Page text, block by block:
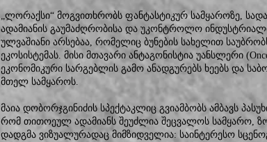
„ლორაქსი“ მოგვითხრობს ფანტასტიკურ სამყაროზე,
ადამიანის გაუმაძღრობისა და უკონტროლო
ულვაშიანი არსებაა, რომელიც ბუნების სახელით
ეკოსისტემას. მისი მთავარი ანტაგონისტია უანსლერი
ეკონომიკური სარგებლის გამო ანადგურებს ხეებს და
მთელ სამყაროს.
მაია დობორჯგინიძის სპექტაკლიც გვიამბობს ამბავს
რომ თითოეულ ადამიანს შეუძლია შეცვალოს სამყარო,
დადგმა ვიზუალურადაც მიმზიდველია: საინტერესო